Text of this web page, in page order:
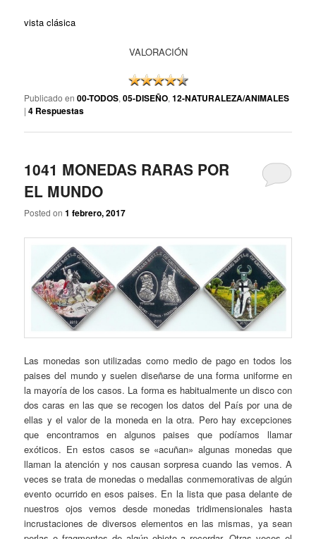
vista clásica
VALORACIÓN
Publicado en 00-TODOS,05-DISEÑO,12-NATURALEZA/ANIMALES
|4 Respuestas
1041 MONEDAS RARAS POR
EL MUNDO
Posted on1 febrero, 2017
Las monedas son utilizadas como medio de pago en todos los
paises del mundo y suelen diseñarse de una forma uniforme en
la mayoría de los casos. La forma es habitualmente un disco con
dos caras en las que se recogen los datos del País por una de
ellas y el valor de la moneda en la otra. Pero hay excepciones
que encontramos en algunos paises que podíamos llamar
exóticos. En estos casos se «acuñan» algunas monedas que
llaman la atención y nos causan sorpresa cuando las vemos. A
veces se trata de monedas o medallas conmemorativas de algún
evento ocurrido en esos paises. En la lista que pasa delante de
nuestros ojos vemos desde monedas tridimensionales hasta
incrustaciones de diversos elementos en las mismas, ya sean